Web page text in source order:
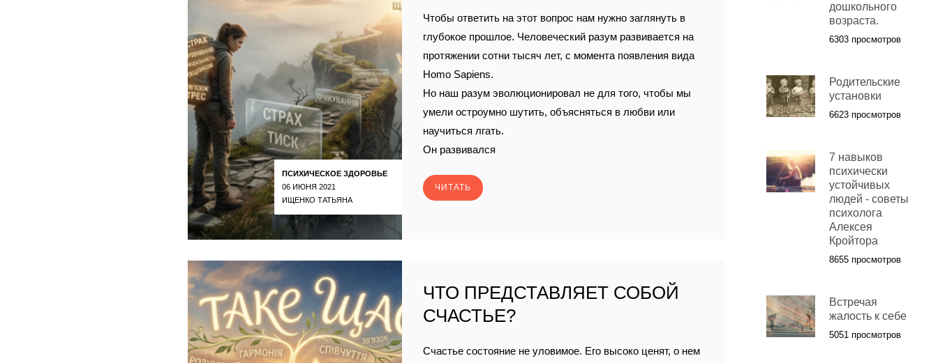
ПСИХИЧЕСКОЕ ЗДОРОВЬЕ
06 ИЮНЯ 2021
ИЩЕНКО ТАТЬЯНА
Чтобы ответить на этот вопрос нам нужно заглянуть в
глубокое прошлое. Человеческий разум развивается на
протяжении сотни тысяч лет, с момента появления вида
Homo Sapiens.
Но наш разум эволюционировал не для того, чтобы мы
умели остроумно шутить, объясняться в любви или
научиться лгать.
Он развивался
ЧИТАТЬ
ЧТО ПРЕДСТАВЛЯЕТ СОБОЙ
СЧАСТЬЕ?
Счастье состояние не уловимое. Его высоко ценят, о нем
дошкольного
возраста.
6303 просмотров
Родительские
установки
6623 просмотров
7 навыков
психически
устойчивых
людей - советы
психолога
Алексея
Кройтора
8655 просмотров
Встречая
жалость к себе
5051 просмотров